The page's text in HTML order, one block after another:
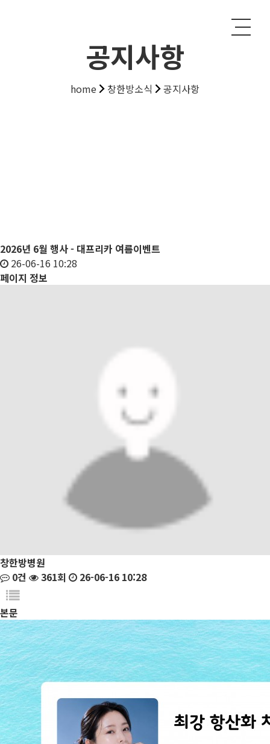
공지사항
home 창한방소식 공지사항
2026년 6월 행사 - 대프리카 여름이벤트
26-06-16 10:28
페이지 정보
창한방병원
0건
361회 26-06-16 10:28
본문